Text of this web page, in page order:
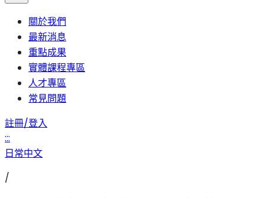
關於我們
最新消息
重點成果
實體課程專區
人才專區
常見問題
註冊/登入
:::
日常中文
/